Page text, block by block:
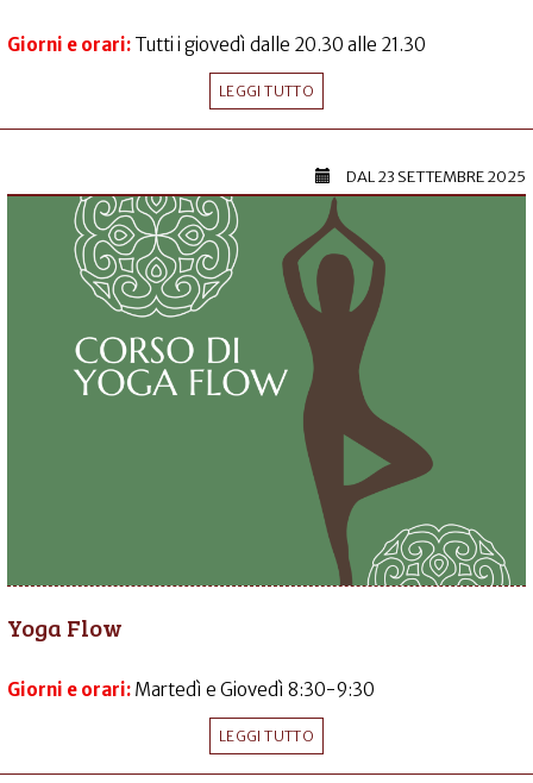
Giorni e orari: Tutti i giovedì dalle 20.30 alle 21.30
LEGGI TUTTO
DAL23 SETTEMBRE 2025
Yoga Flow
Giorni e orari: Martedì e Giovedì 8:30-9:30
LEGGI TUTTO